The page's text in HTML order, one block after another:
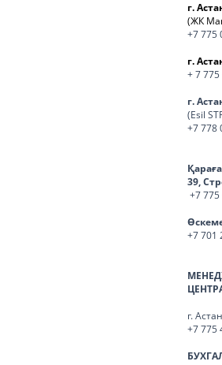
г.
(ЖК
+7 775
г.
+ 7
г.
(Esil
+7 778
39,
+7 775
+7 701
г.
+7 775